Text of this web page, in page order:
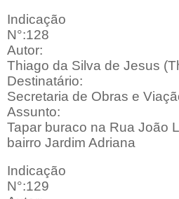
Indicação
N°:128
Autor:
Thiago da Silva de Jesus
Destinatário:
Secretaria de Obras e
Assunto:
Tapar buraco na Rua João
bairro Jardim Adriana
Indicação
N°:129